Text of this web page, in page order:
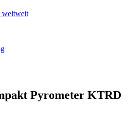
weltweit
Pyrometer KTRD